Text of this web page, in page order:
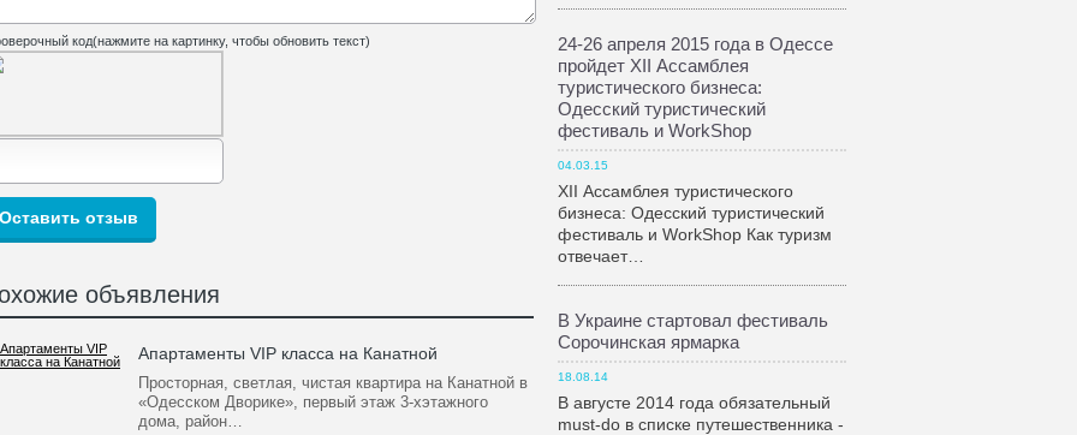
код(нажмите на картинку, чтобы обновить текст)
объявления
Апартаменты VIP класса на Канатной
Просторная, светлая, чистая квартира на Канатной в
«Одесском Дворике», первый этаж 3-хэтажного
дома, район…
24-26 апреля 2015 года в Одессе
пройдет XII Ассамблея
туристического бизнеса:
Одесский туристический
фестиваль и WorkShop
04.03.15
XII Ассамблея туристического
бизнеса: Одесский туристический
фестиваль и WorkShop Как туризм
отвечает…
В Украине стартовал фестиваль
Сорочинская ярмарка
18.08.14
В августе 2014 года обязательный
must-do в списке путешественника -